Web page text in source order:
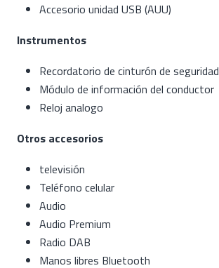
Accesorio unidad USB (AUU)
Instrumentos
Recordatorio de cinturón de seguridad
Módulo de información del conductor
Reloj analogo
Otros accesorios
televisión
Teléfono celular
Audio
Audio Premium
Radio DAB
Manos libres Bluetooth